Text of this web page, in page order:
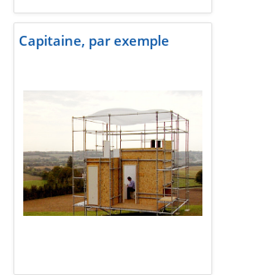
Capitaine, par exemple